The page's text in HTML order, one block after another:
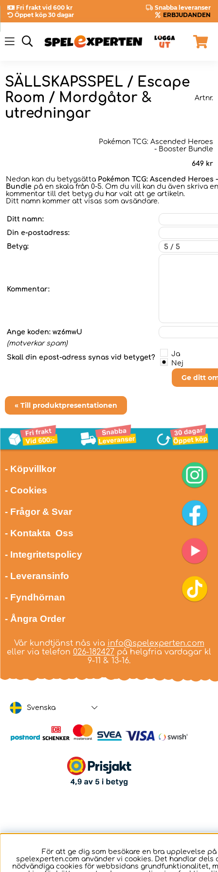
Fri frakt vid 600 kr
Snabba leveranser
Öppet köp 30 dagar
ERBJUDANDEN
SÄLLSKAPSSPEL / Escape
Room / Mordgåtor &
utredningar
Artnr.
Pokémon TCG: Ascended Heroes
- Booster Bundle
649 kr
Nedan kan du betygsätta Pokémon TCG: Ascended Heroes
Bundle på en skala från 0-5. Om du vill kan du även skriva en
kommentar till det betyg du har valt att ge artikeln.
Ditt namn kommer att visas som avsändare.
Ditt namn:
Din e-postadress:
Betyg:
Kommentar:
Ange koden: wz6mwU
(motverkar spam)
Skall din epost-adress synas vid betyget?
Ja
Nej
Ge ditt
« Till produktpresentationen
- Köpvillkor
- Cookies
- Frågor & Svar
- Kontakta Oss
- Integritetspolicy
- Leveransinfo
- Fyndhörnan
- Ångra Order
Vår kundtjänst nås via info@spelexperten.com
eller via telefon 026-182427 på helgfria vardagar kl
9-11 & 13-16.
Svenska
För att ge dig som besökare en bra upplevelse på
spelexperten.com använder vi cookies. Det handlar dels
nödvändiga cookies för webbsidans grundfunktionalitet,